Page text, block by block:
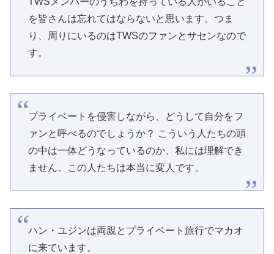
を皆さんは忘れてはならないと思います。つま
り、周りにいるのはTWSのファンとサセンなので
す。
プライベートを侵害しながら、どうして自分をフ
ァンと呼べるのでしょうか？ こういう人たちの頭
の中は一体どうなっているのか、私には理解でき
ません。この人たちは本当に変人です。
ハン・ユジンは両親とプライベート旅行でマカオ
に来ています。